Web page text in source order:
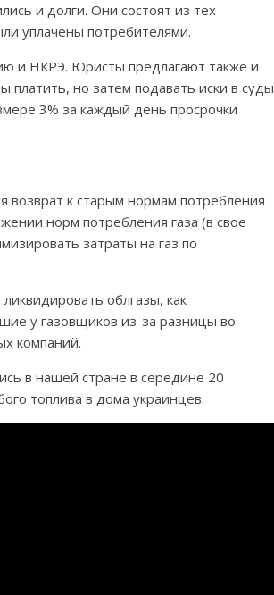
и долги. Они состоят из тех
уплачены потребителями.
и НКРЭ. Юристы предлагают также и
но затем подавать иски в суды
3% за каждый день просрочки
к старым нормам потребления
норм потребления газа (в свое
затраты на газ по
облгазы, как
у газовщиков из-за разницы во
компаний.
в нашей стране в середине 20
топлива в дома украинцев.